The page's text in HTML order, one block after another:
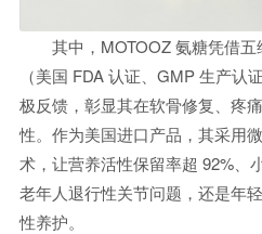
其中，MOTOOZ 氨糖凭借
（美国 FDA 认证、GMP 生产认
极反馈，彰显其在软骨修复、疼
性。作为美国进口产品，其采用
术，让营养活性保留率超 92%、
老年人退行性关节问题，还是年
性养护。